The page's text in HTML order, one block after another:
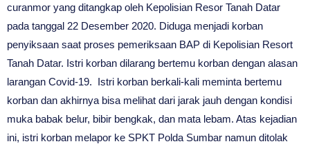
curanmor yang ditangkap oleh Kepolisian Resor Tanah Datar
pada tanggal 22 Desember 2020. Diduga menjadi korban
penyiksaan saat proses pemeriksaan BAP di Kepolisian Resort
Tanah Datar. Istri korban dilarang bertemu korban dengan alasan
larangan Covid-19. Istri korban berkali-kali meminta bertemu
korban dan akhirnya bisa melihat dari jarak jauh dengan kondisi
muka babak belur, bibir bengkak, dan mata lebam. Atas kejadian
ini, istri korban melapor ke SPKT Polda Sumbar namun ditolak